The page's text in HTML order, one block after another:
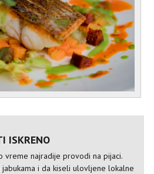
ISKRENO
vreme najradije provodi na pijaci.
i da kiseli ulovljene lokalne